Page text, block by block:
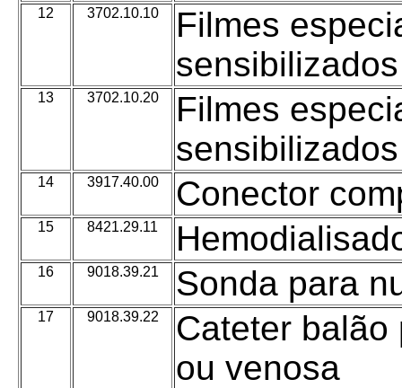
12 3702.10.10
Filmes
13 3702.10.20
Filmes
14 3917.40.00 Conector
15 8421.29.11
16 9018.39.21 Sonda para
17 9018.39.22
Cateter balão
ou venosa